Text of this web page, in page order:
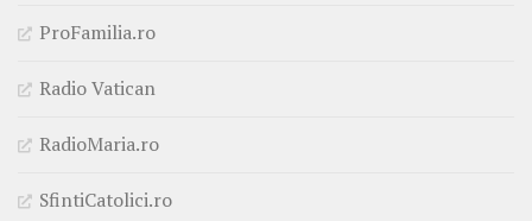
ProFamilia.ro
Radio Vatican
RadioMaria.ro
SfintiCatolici.ro